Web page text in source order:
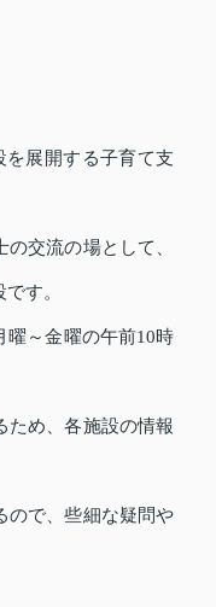
展開する子育て支
交流の場として、
す。
曜～金曜の午前10時
ため、各施設の情報
ので、些細な疑問や